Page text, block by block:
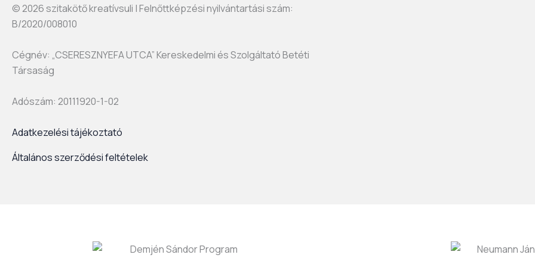
© 2026 szitakötő kreatívsuli | Felnőttképzési nyilvántartási szám:
B/2020/008010
Cégnév: „CSERESZNYEFA UTCA” Kereskedelmi és Szolgáltató Betéti
Társaság
Adószám: 20111920-1-02
Adatkezelési tájékoztató
Általános szerződési feltételek